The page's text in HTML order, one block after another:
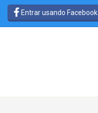
Entrar usando Facebook